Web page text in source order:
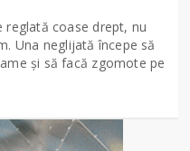
reglată coase drept, nu
Una neglijată începe să
și să facă zgomote pe